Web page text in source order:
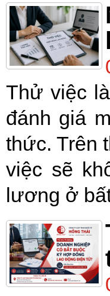
Thử việc
đánh giá
thức. Trên
việc sẽ
lương ở